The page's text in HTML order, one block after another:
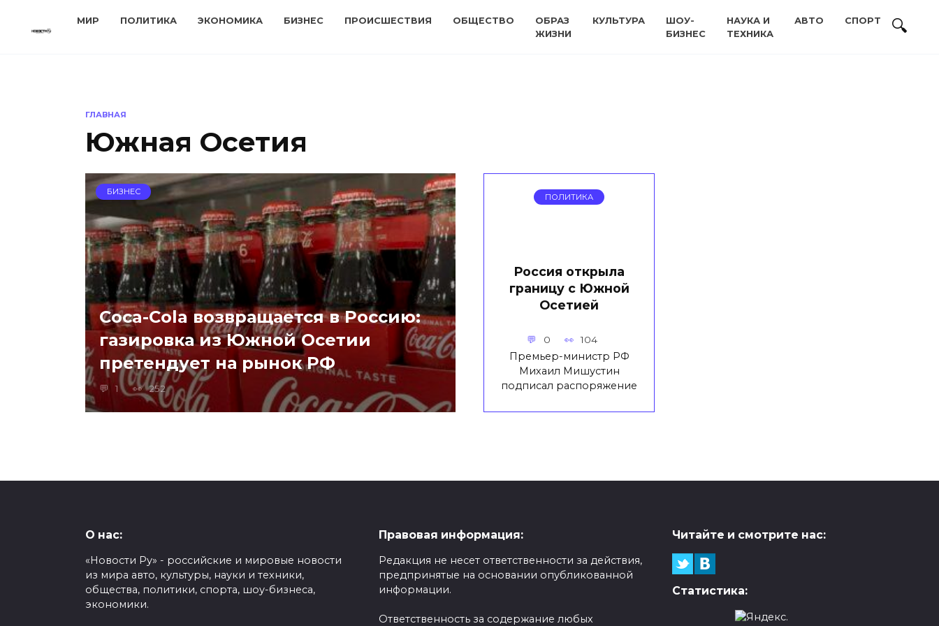
МИР ПОЛИТИКА ЭКОНОМИКА БИЗНЕС ПРОИСШЕСТВИЯ ОБЩЕСТВО
ОБРАЗ
ЖИЗНИ
КУЛЬТУРА
ШОУ-
БИЗНЕС
НАУКА И
ТЕХНИКА
АВТО СПОРТ
ГЛАВНАЯ
Южная Осетия
БИЗНЕС
Coca-Cola возвращается в Россию:
газировка из Южной Осетии
претендует на рынок РФ
1 252
ПОЛИТИКА
Россия открыла
границу с Южной
Осетией
0 104
Премьер-министр РФ
Михаил Мишустин
подписал распоряжение
О нас:
«Новости Ру» - российские и мировые новости
из мира авто, культуры, науки и техники,
общества, политики, спорта, шоу-бизнеса,
экономики.
Правовая информация:
Редакция не несет ответственности за действия,
предпринятые на основании опубликованной
информации.
Ответственность за содержание любых
Читайте и смотрите нас:
Статистика: